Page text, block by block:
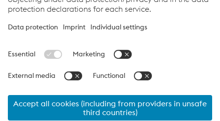
Assistenza e supporto
Carriera
Termini e condizioni
Code of Conduct
Protezione dei dati
Cookie settings
Language